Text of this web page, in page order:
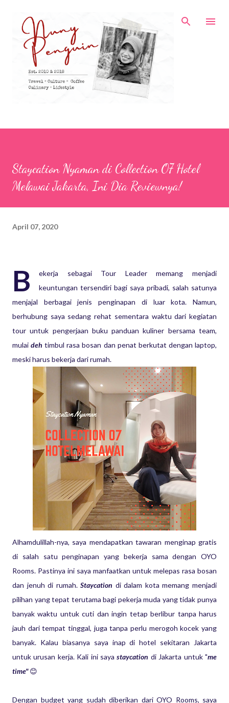
Staycation Nyaman di Collection O7 Hotel
Melawai Jakarta, Ini Dia Reviewnya!
April 07, 2020
B ekerja sebagai Tour Leader memang menjadi
keuntungan tersendiri bagi saya pribadi, salah satunya
menjajal berbagai jenis penginapan di luar kota. Namun,
berhubung saya sedang rehat sementara waktu dari kegiatan
tour untuk pengerjaan buku panduan kuliner bersama team,
mulaideh timbul rasa bosan dan penat berkutat dengan laptop,
meski harus bekerja dari rumah.
Alhamdulillah-nya, saya mendapatkan tawaran menginap gratis
di salah satu penginapan yang bekerja sama dengan OYO
Rooms. Pastinya ini saya manfaatkan untuk melepas rasa bosan
dan jenuh di rumah.Staycation di dalam kota memang menjadi
pilihan yang tepat terutama bagi pekerja muda yang tidak punya
banyak waktu untuk cuti dan ingin tetap berlibur tanpa harus
jauh dari tempat tinggal, juga tanpa perlu merogoh kocek yang
banyak. Kalau biasanya saya inap di hotel sekitaran Jakarta
untuk urusan kerja. Kali ini sayastaycation di Jakarta untuk "me
time"😊
Dengan budget yang sudah diberikan dari OYO Rooms, saya